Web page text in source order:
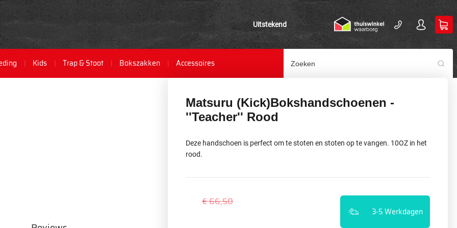
Uitstekend
Kids Trap & Stoot Bokszakken Accessoires
Matsuru (Kick)Bokshandschoenen -
''Teacher'' Rood
Deze handschoen is perfect om te stoten en stoten op te vangen. 10OZ in het
rood.
€ 66,50
3-5 Werkdagen